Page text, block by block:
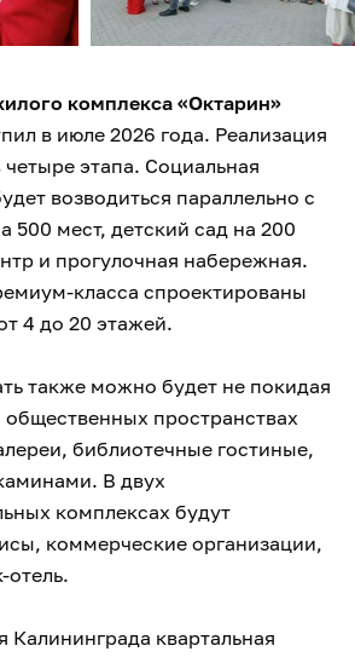
комплекса «Октарин»
в июле 2026 года. Реализация
четыре этапа. Социальная
возводиться параллельно с
500 мест, детский сад на 200
и прогулочная набережная.
класса спроектированы
4 до 20 этажей.
также можно будет не покидая
общественных пространствах
библиотечные гостиные,
В двух
комплексах будут
коммерческие организации,
отель.
квартальная